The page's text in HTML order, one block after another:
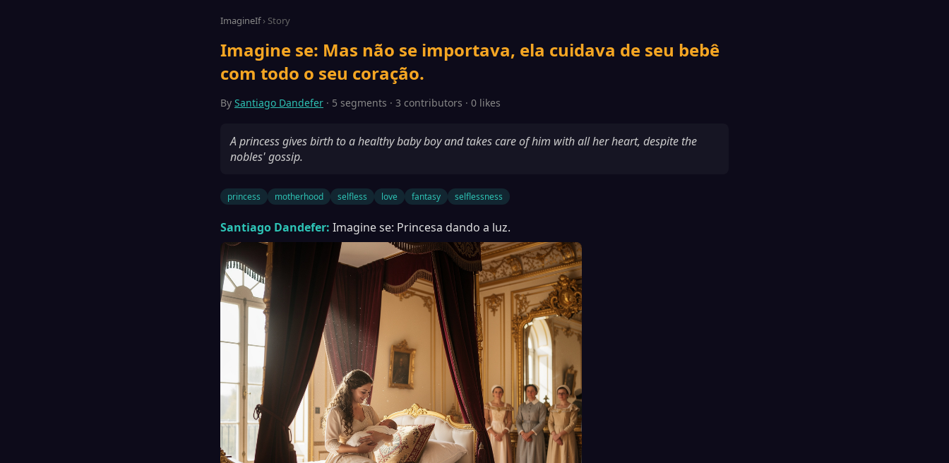
ImagineIf› Story
Imagine se: Mas não se importava, ela cuidava de seu bebê
com todo o seu coração.
By Santiago Dandefer · 5 segments · 3 contributors · 0 likes
A princess gives birth to a healthy baby boy and takes care of him with all her heart, despite the
nobles' gossip.
princess motherhood selfless love fantasy selflessness
Santiago Dandefer: Imagine se: Princesa dando a luz.